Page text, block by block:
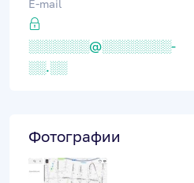
E-mail
░░░░░░░@░░░░░░░░-
░░.░░
Фотографии